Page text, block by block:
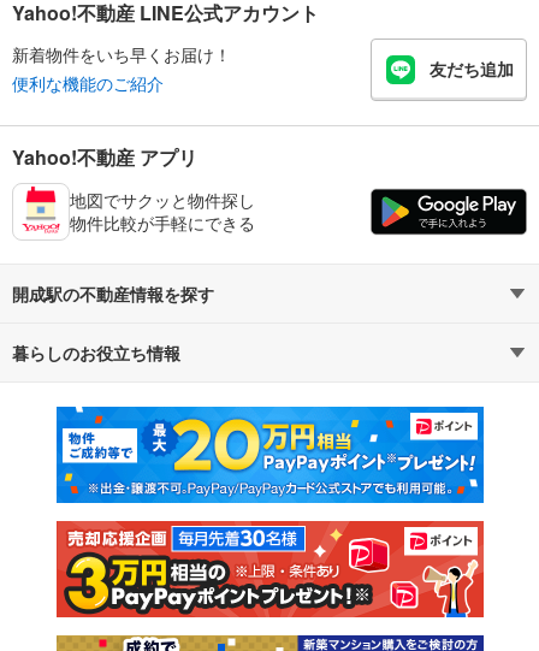
Yahoo!不動産 LINE公式アカウント
新着物件をいち早くお届け！
便利な機能のご紹介
友だち追加
Yahoo!不動産 アプリ
地図でサクッと物件探し
物件比較が手軽にできる
開成駅の不動産情報を探す
不動産・住宅
新築マンション 中古マンション
新築一戸建て 中古一戸建て
注文住宅 土地
売却査定
暮らしのお役立ち情報
マンションカタログ 教えて！住まいの先生